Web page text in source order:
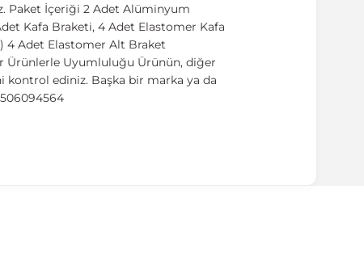
Paket İçeriği 2 Adet Alüminyum
Kafa Braketi, 4 Adet Elastomer Kafa
4 Adet Elastomer Alt Braket
Ürünlerle Uyumluluğu Ürünün, diğer
ediniz. Başka bir marka ya da